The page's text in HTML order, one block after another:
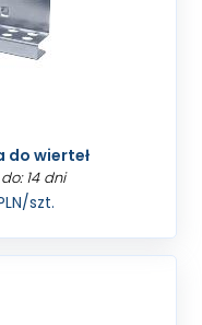
do wierteł
14 dni
/szt.